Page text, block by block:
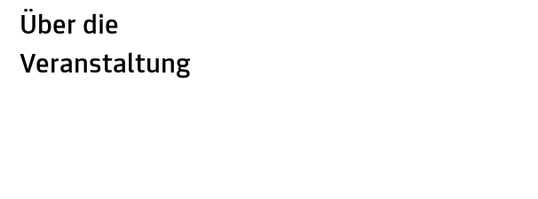
Über die
Veranstaltung